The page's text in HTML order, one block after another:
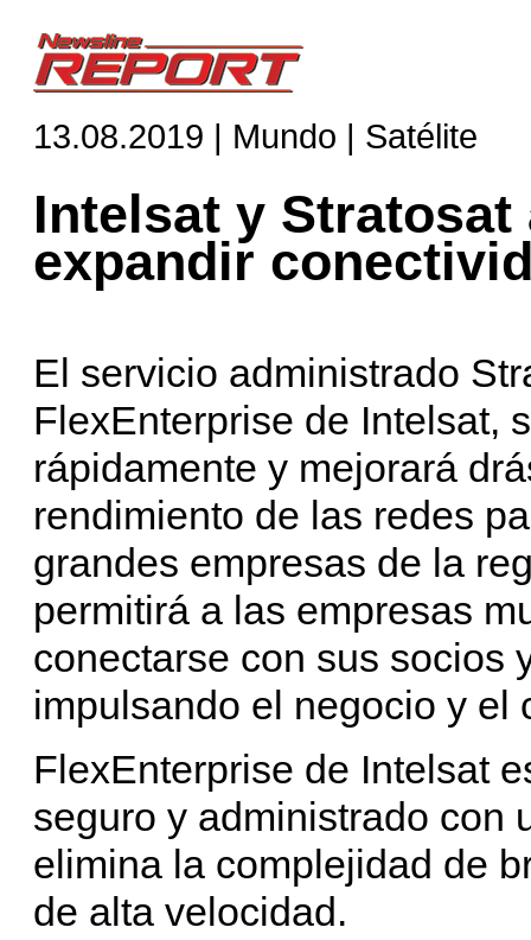
13.08.2019 | Mundo | Satélite
Intelsat y
expandir
El servicio administrado
FlexEnterprise de Intelsat,
rápidamente y mejorará
rendimiento de las redes
grandes empresas de la
permitirá a las empresas
conectarse con sus socios
impulsando el negocio y el
FlexEnterprise de Intelsat
seguro y administrado con
elimina la complejidad de
de alta velocidad.